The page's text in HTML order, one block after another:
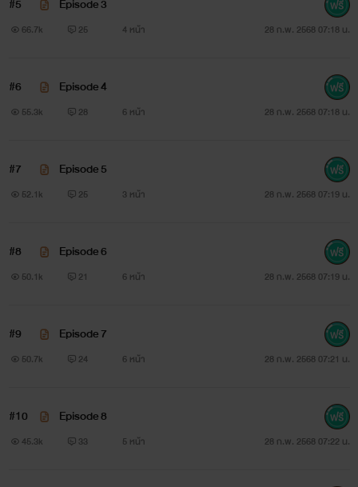
นางเอก: เอวา อรัญญา ฐิติกุล
อายุ: 20 ปี
นิสัย:เข้ากับคนอื่นได้ง่าย ขวัญใจหนุ่มๆในมหาวิทยาลัย
สถานะ: โสดอยากมีแฟน
"อยากมีแฟนโว้ยยย"
คะ เรื่องนี้เป็นแนวแรกที่ไรท์เพิ่งลองแต่งเช่นกัน
#5 Episode 3
66.7k 25 4 หน้า 28 ก.พ. 2568 07:18 น.
#6 Episode 4
55.3k 28 6 หน้า 28 ก.พ. 2568 07:18 น.
#7 Episode 5
52.1k 25 3 หน้า 28 ก.พ. 2568 07:19 น.
#8 Episode 6
50.1k 21 6 หน้า 28 ก.พ. 2568 07:19 น.
#9 Episode 7
50.7k 24 6 หน้า 28 ก.พ. 2568 07:21 น.
#10 Episode 8
45.3k 33 5 หน้า 28 ก.พ. 2568 07:22 น.